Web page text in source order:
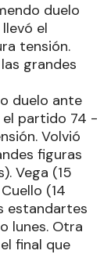
duelo
el
tensión.
grandes
duelo ante
el partido 74 -
Volvió
figuras
Vega (15
(14
estandartes
lunes. Otra
final que